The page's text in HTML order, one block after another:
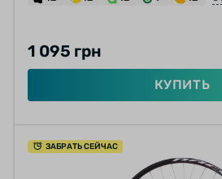
ЧЕРНЫЕ
1 095 грн
КУПИТЬ
ЗАБРАТЬ СЕЙЧАС